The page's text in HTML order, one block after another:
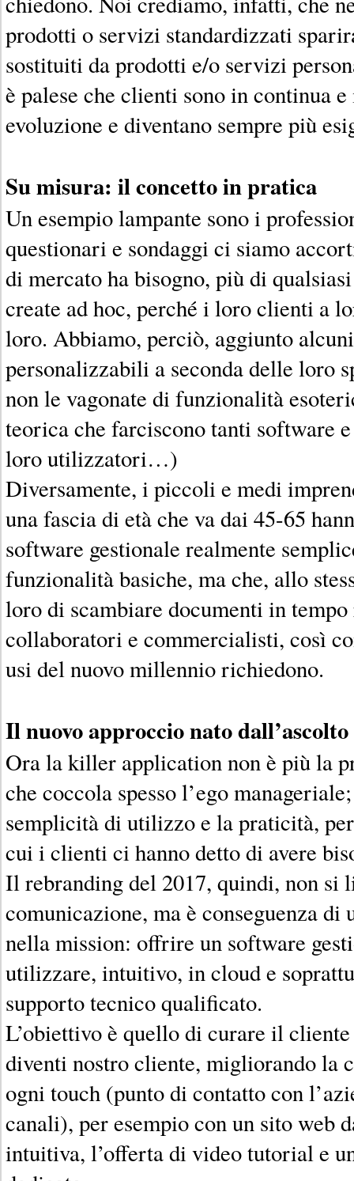
prodotti o servizi standardizzati
sostituiti da prodotti e/o servizi
è palese che clienti sono in continua
evoluzione e diventano sempre più
Su misura: il concetto in pratica
Un esempio lampante sono i
questionari e sondaggi ci siamo
di mercato ha bisogno, più di
create ad hoc, perché i loro clienti a
loro. Abbiamo, perciò, aggiunto
personalizzabili a seconda delle loro
non le vagonate di funzionalità
teorica che farciscono tanti software
loro utilizzatori…)
Diversamente, i piccoli e medi
una fascia di età che va dai 45-65
software gestionale realmente
funzionalità basiche, ma che, allo
loro di scambiare documenti in
collaboratori e commercialisti, così
usi del nuovo millennio richiedono.
Il nuovo approccio nato dall’ascolto
Ora la killer application non è più la
che coccola spesso l’ego
semplicità di utilizzo e la praticità,
cui i clienti ci hanno detto di avere
Il rebranding del 2017, quindi, non
comunicazione, ma è conseguenza di
nella mission: offrire un software
utilizzare, intuitivo, in cloud e
supporto tecnico qualificato.
L’obiettivo è quello di curare il
diventi nostro cliente, migliorando la
ogni touch (punto di contatto con
canali), per esempio con un sito web
intuitiva, l’offerta di video tutorial e